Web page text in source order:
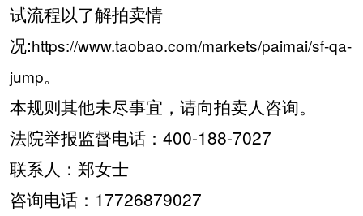
试流程以了解拍卖情
况:https://www.taobao.com/markets/paimai/sf-qa-
jump。
本规则其他未尽事宜，请向拍卖人咨询。
法院举报监督电话： 400-188-7027
联系人：郑女士
咨询电话： 17726879027